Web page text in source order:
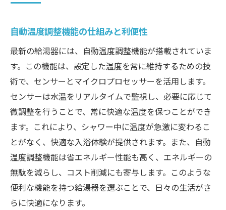
環境に優しい最新給湯器の特徴
省エネ性能と快適性の両立
長期的なコスト削減を見込む
給湯器のエネルギー効率の比較
家庭全体でのエネルギー使用量の減少
最新の給湯器で実現する快適なバスタイム！自
動温度調整の魅力
バスタイムがよりリラックスできる理由
温度調整の手間を省く最新技術
自動温度調整でお風呂の時間をもっと楽し
自動温度調整機能の仕組みと利便性
最新の給湯器には、自動温度調整機能が搭載されていま
す。この機能は、設定した温度を常に維持するための技
術で、センサーとマイクロプロセッサーを活用します。
センサーは水温をリアルタイムで監視し、必要に応じて
微調整を行うことで、常に快適な温度を保つことができ
ます。これにより、シャワー中に温度が急激に変わるこ
とがなく、快適な入浴体験が提供されます。また、自動
温度調整機能は省エネルギー性能も高く、エネルギーの
無駄を減らし、コスト削減にも寄与します。このような
便利な機能を持つ給湯器を選ぶことで、日々の生活がさ
らに快適になります。